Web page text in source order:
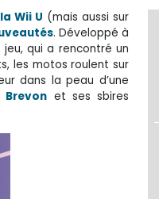
Wii U (mais aussi sur
. Développé à
jeu, qui a rencontré un
les motos roulent sur
dans la peau d’une
Brevon et ses sbires